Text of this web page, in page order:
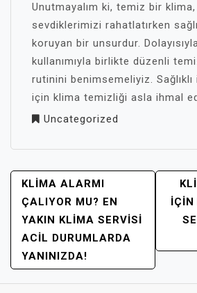
Unutmayalım ki, temiz bir
sevdiklerimizi rahatlatırken
koruyan bir unsurdur.
kullanımıyla birlikte düzenli
rutinini benimsemeliyiz.
için klima temizliği asla ihmal
Uncategorized
YAZI
GEZINMESI
KLIMA ALARMI
ÇALIYOR MU? EN
YAKIN KLIMA SERVISI
ACIL DURUMLARDA
YANINIZDA!
İÇIN